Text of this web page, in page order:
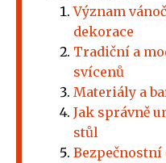
Význam
dekorace
Tradiční a
svícenů
Materiály a
Jak správně
stůl